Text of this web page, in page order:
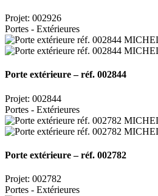
Projet: 002926
Portes - Extérieures
Porte extérieure – réf. 002844
Projet: 002844
Portes - Extérieures
Porte extérieure – réf. 002782
Projet: 002782
Portes - Extérieures